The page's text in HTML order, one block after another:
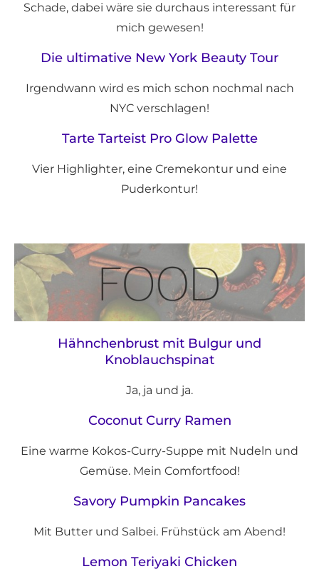
Schade, dabei wäre sie durchaus interessant für
mich gewesen!
Die ultimative New York Beauty Tour
Irgendwann wird es mich schon nochmal nach
NYC verschlagen!
Tarte Tarteist Pro Glow Palette
Vier Highlighter, eine Cremekontur und eine
Puderkontur!
Hähnchenbrust mit Bulgur und
Knoblauchspinat
Ja, ja und ja.
Coconut Curry Ramen
Eine warme Kokos-Curry-Suppe mit Nudeln und
Gemüse. Mein Comfortfood!
Savory Pumpkin Pancakes
Mit Butter und Salbei. Frühstück am Abend!
Lemon Teriyaki Chicken